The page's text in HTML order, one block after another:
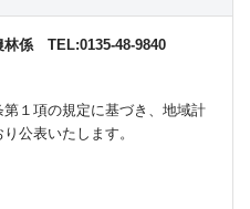
林係 TEL:0135-48-9840
１項の規定に基づき、地域計
公表いたします。